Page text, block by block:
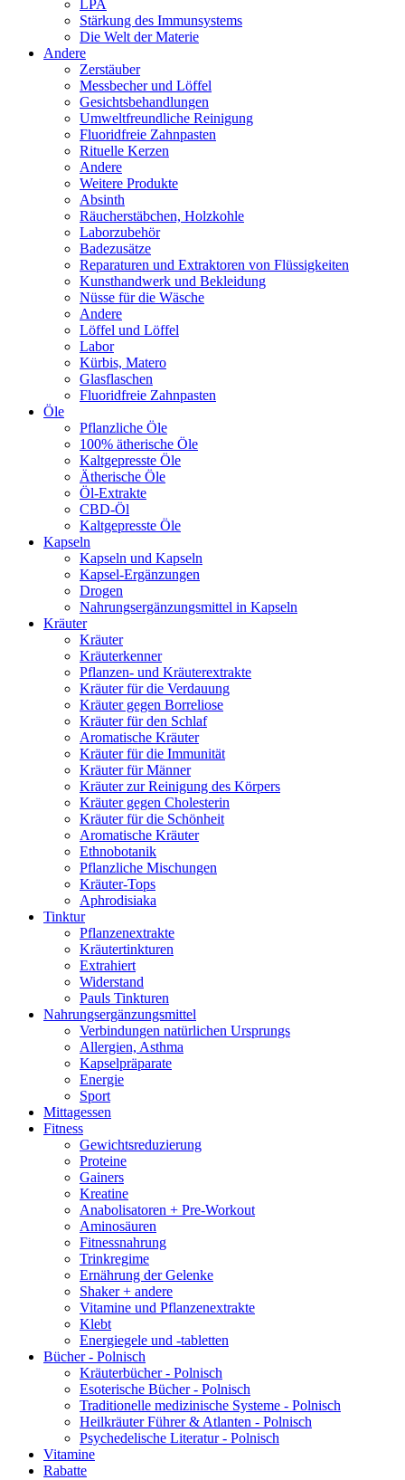
LPA
Stärkung des Immunsystems
Die Welt der Materie
Andere
Zerstäuber
Messbecher und Löffel
Gesichtsbehandlungen
Umweltfreundliche Reinigung
Fluoridfreie Zahnpasten
Rituelle Kerzen
Andere
Weitere Produkte
Absinth
Räucherstäbchen, Holzkohle
Laborzubehör
Badezusätze
Reparaturen und Extraktoren von Flüssigkeiten
Kunsthandwerk und Bekleidung
Nüsse für die Wäsche
Andere
Löffel und Löffel
Labor
Kürbis, Matero
Glasflaschen
Fluoridfreie Zahnpasten
Öle
Pflanzliche Öle
100% ätherische Öle
Kaltgepresste Öle
Ätherische Öle
Öl-Extrakte
CBD-Öl
Kaltgepresste Öle
Kapseln
Kapseln und Kapseln
Kapsel-Ergänzungen
Drogen
Nahrungsergänzungsmittel in Kapseln
Kräuter
Kräuter
Kräuterkenner
Pflanzen- und Kräuterextrakte
Kräuter für die Verdauung
Kräuter gegen Borreliose
Kräuter für den Schlaf
Aromatische Kräuter
Kräuter für die Immunität
Kräuter für Männer
Kräuter zur Reinigung des Körpers
Kräuter gegen Cholesterin
Kräuter für die Schönheit
Aromatische Kräuter
Ethnobotanik
Pflanzliche Mischungen
Kräuter-Tops
Aphrodisiaka
Tinktur
Pflanzenextrakte
Kräutertinkturen
Extrahiert
Widerstand
Pauls Tinkturen
Nahrungsergänzungsmittel
Verbindungen natürlichen Ursprungs
Allergien, Asthma
Kapselpräparate
Energie
Sport
Mittagessen
Fitness
Gewichtsreduzierung
Proteine
Gainers
Kreatine
Anabolisatoren + Pre-Workout
Aminosäuren
Fitnessnahrung
Trinkregime
Ernährung der Gelenke
Shaker + andere
Vitamine und Pflanzenextrakte
Klebt
Energiegele und -tabletten
Bücher - Polnisch
Kräuterbücher - Polnisch
Esoterische Bücher - Polnisch
Traditionelle medizinische Systeme - Polnisch
Heilkräuter Führer & Atlanten - Polnisch
Psychedelische Literatur - Polnisch
Vitamine
Rabatte